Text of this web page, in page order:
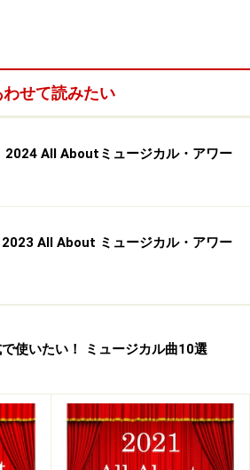
認識できた昨年の『アニ
り
出演、木村さんにとってどんな体
を演じることはあっても、実際に
ありませんでしたので、子供たち
、お芝居に対するひたむきな思い
心にかえって子供たちとまっすぐ
ってゆくことができたなという印
わせて読みたい
2024 All Aboutミュージカル・アワー
All About ミュージカル・アワー
使いたい！ ミュージカル曲10選